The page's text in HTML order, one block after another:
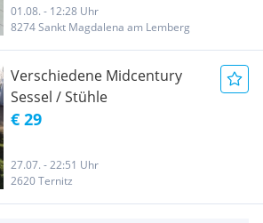
01.08. - 12:28 Uhr
8274 Sankt Magdalena am Lemberg
Verschiedene Midcentury
Sessel / Stühle
€ 29
27.07. - 22:51 Uhr
2620 Ternitz